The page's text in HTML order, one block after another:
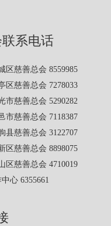
系电话
慈善总会 8559985
慈善总会 7278033
慈善总会 5290282
慈善总会 7118387
慈善总会 3122707
慈善总会 8898075
慈善总会 4710019
心 6355661